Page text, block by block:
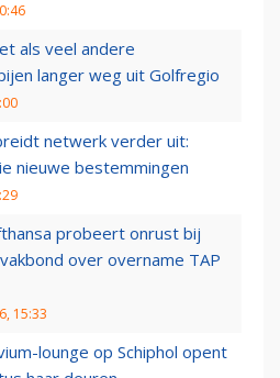
als veel andere
langer weg uit Golfregio
netwerk verder uit:
nieuwe bestemmingen
probeert onrust bij
over overname TAP
15:33
lounge op Schiphol opent